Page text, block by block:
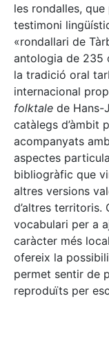
les rondalles,
testimoni
«rondallari de
antologia de 235
la tradició oral
internacional
folktale de Hans-
catàlegs d’àmbit
acompanyats
aspectes
bibliogràfic que
altres versions
d’altres territoris.
vocabulari per a
caràcter més
ofereix la
permet sentir de
reproduïts per